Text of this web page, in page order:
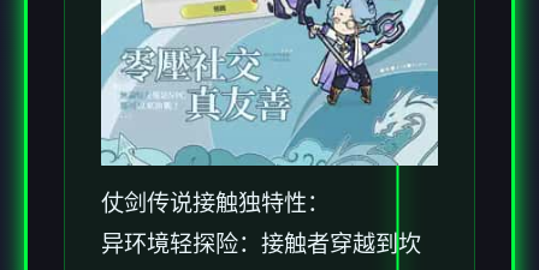
仗剑传说接触独特性：
异环境轻探险：接触者穿越到坎